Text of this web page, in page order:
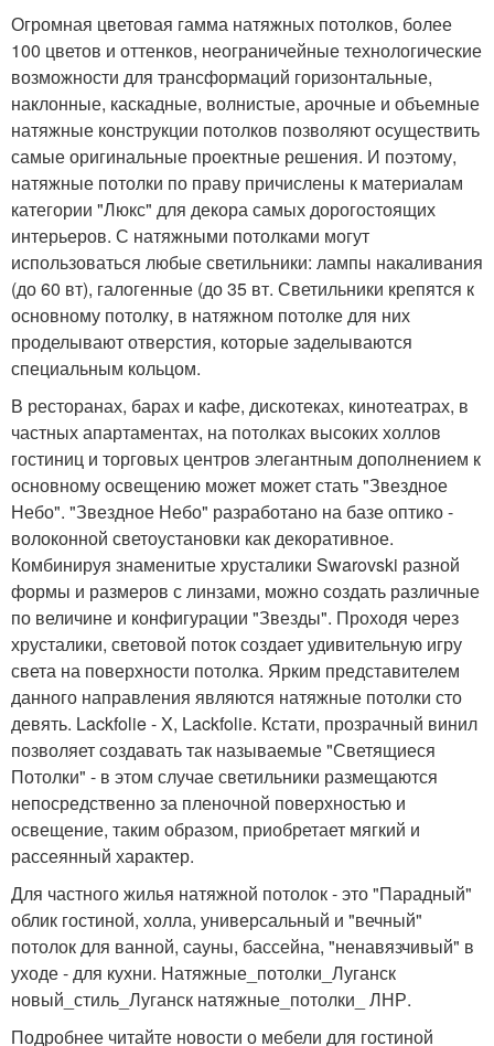
Огромная цветовая гамма натяжных потолков, более
100 цветов и оттенков, неограничейные технологические
возможности для трансформаций горизонтальные,
наклонные, каскадные, волнистые, арочные и объемные
натяжные конструкции потолков позволяют осуществить
самые оригинальные проектные решения. И поэтому,
натяжные потолки по праву причислены к материалам
категории "Люкс" для декора самых дорогостоящих
интерьеров. С натяжными потолками могут
использоваться любые светильники: лампы накаливания
(до 60 вт), галогенные (до 35 вт. Светильники крепятся к
основному потолку, в натяжном потолке для них
проделывают отверстия, которые заделываются
специальным кольцом.
В ресторанах, барах и кафе, дискотеках, кинотеатрах, в
частных апартаментах, на потолках высоких холлов
гостиниц и торговых центров элегантным дополнением к
основному освещению может может стать "Звездное
Небо". "Звездное Небо" разработано на базе оптико -
волоконной светоустановки как декоративное.
Комбинируя знаменитые хрусталики Swarovski разной
формы и размеров с линзами, можно создать различные
по величине и конфигурации "Звезды". Проходя через
хрусталики, световой поток создает удивительную игру
света на поверхности потолка. Ярким представителем
данного направления являются натяжные потолки сто
девять. Lackfolie - X, Lackfolie. Кстати, прозрачный винил
позволяет создавать так называемые "Светящиеся
Потолки" - в этом случае светильники размещаются
непосредственно за пленочной поверхностью и
освещение, таким образом, приобретает мягкий и
рассеянный характер.
Для частного жилья натяжной потолок - это "Парадный"
облик гостиной, холла, универсальный и "вечный"
потолок для ванной, сауны, бассейна, "ненавязчивый" в
уходе - для кухни. Натяжные_потолки_Луганск
новый_стиль_Луганск натяжные_потолки_ ЛНР.
Подробнее читайте новости о мебели для гостиной